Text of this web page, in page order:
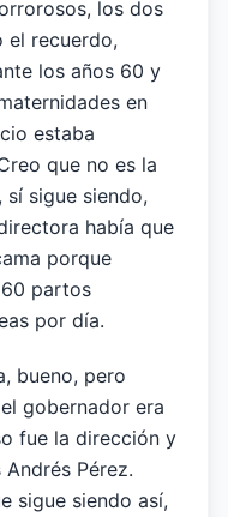
los dos
el recuerdo,
los años 60 y
en
estaba
que no es la
sí sigue siendo,
había que
porque
partos
por día.
bueno, pero
gobernador era
fue la dirección y
Pérez.
sigue siendo así,